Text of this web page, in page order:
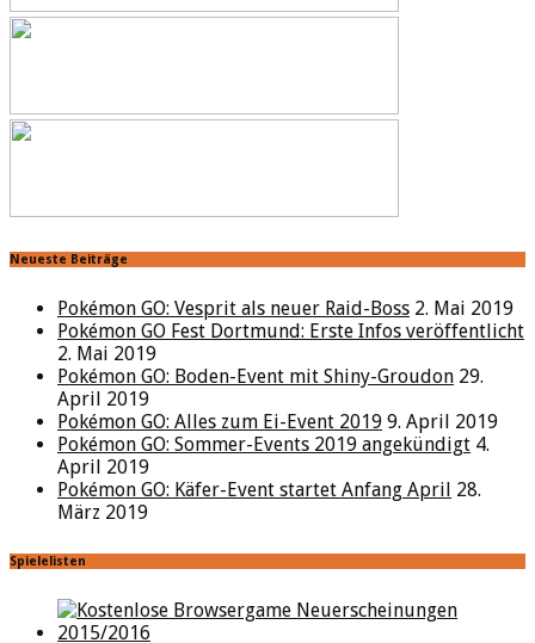
Neueste Beiträge
Pokémon GO: Vesprit als neuer Raid-Boss 2. Mai 2019
Pokémon GO Fest Dortmund: Erste Infos veröffentlicht
2. Mai 2019
Pokémon GO: Boden-Event mit Shiny-Groudon 29.
April 2019
Pokémon GO: Alles zum Ei-Event 2019 9. April 2019
Pokémon GO: Sommer-Events 2019 angekündigt 4.
April 2019
Pokémon GO: Käfer-Event startet Anfang April 28.
März 2019
Spielelisten